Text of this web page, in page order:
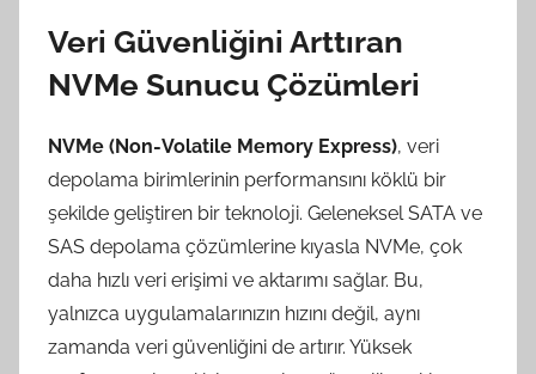
Veri Güvenliğini Arttıran
NVMe Sunucu Çözümleri
NVMe (Non-Volatile Memory Express), veri
depolama birimlerinin performansını köklü bir
şekilde geliştiren bir teknoloji. Geleneksel SATA ve
SAS depolama çözümlerine kıyasla NVMe, çok
daha hızlı veri erişimi ve aktarımı sağlar. Bu,
yalnızca uygulamalarınızın hızını değil, aynı
zamanda veri güvenliğini de artırır. Yüksek